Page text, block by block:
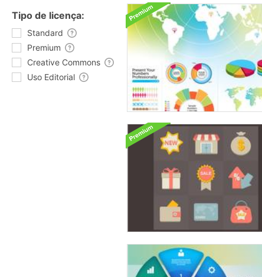
Tipo de licença:
Standard
Premium
Creative Commons
Uso Editorial